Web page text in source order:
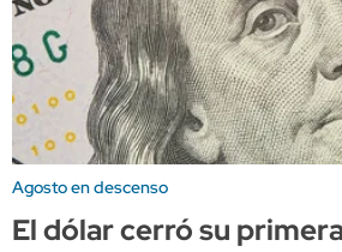
Agosto en descenso
El dólar cerró su